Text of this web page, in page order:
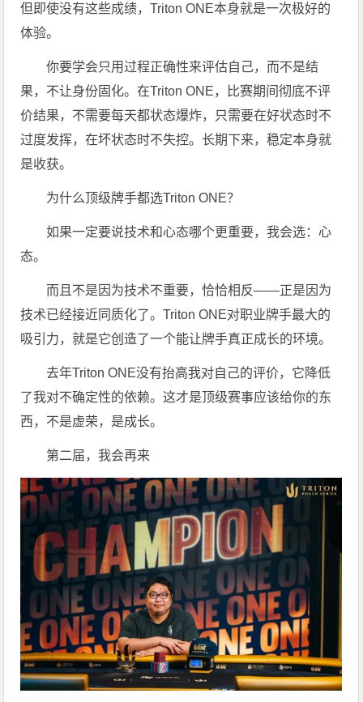
但即使没有这些成绩，Triton ONE本身就是一次极好的
体验。
你要学会只用过程正确性来评估自己，而不是结
果，不让身份固化。在Triton ONE，比赛期间彻底不评
价结果，不需要每天都状态爆炸，只需要在好状态时不
过度发挥，在坏状态时不失控。长期下来，稳定本身就
是收获。
为什么顶级牌手都选Triton ONE？
如果一定要说技术和心态哪个更重要，我会选：心
态。
而且不是因为技术不重要，恰恰相反——正是因为
技术已经接近同质化了。Triton ONE对职业牌手最大的
吸引力，就是它创造了一个能让牌手真正成长的环境。
去年Triton ONE没有抬高我对自己的评价，它降低
了我对不确定性的依赖。这才是顶级赛事应该给你的东
西，不是虚荣，是成长。
第二届，我会再来